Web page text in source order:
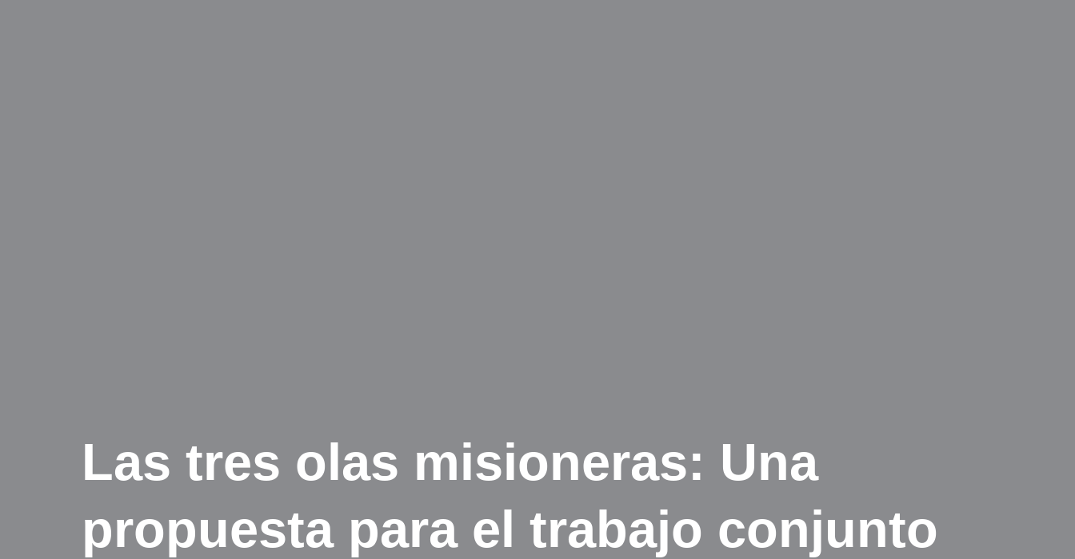
Las tres olas misioneras: Una
propuesta para el trabajo conjunto